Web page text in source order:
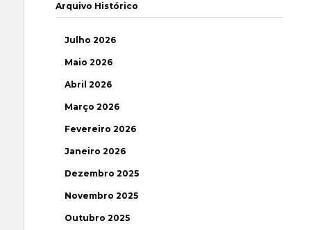
Arquivo Histórico
Julho 2026
Maio 2026
Abril 2026
Março 2026
Fevereiro 2026
Janeiro 2026
Dezembro 2025
Novembro 2025
Outubro 2025